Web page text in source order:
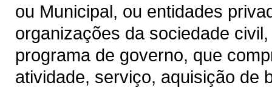
ou Municipal, ou entidades
organizações da sociedade
programa de governo, que
atividade, serviço, aquisição de